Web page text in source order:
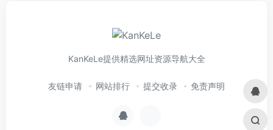
KanKeLe提供精选网址资源导航大全
友链申请 网站排行 提交收录 免责声明